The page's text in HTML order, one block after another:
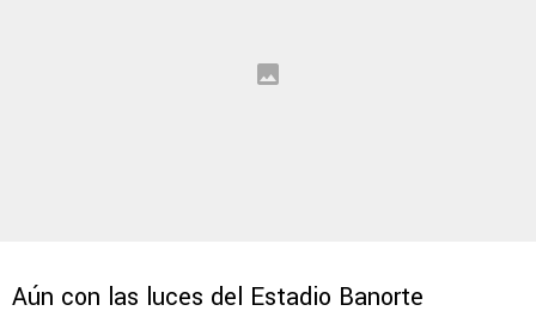
Aún con las luces del Estadio Banorte